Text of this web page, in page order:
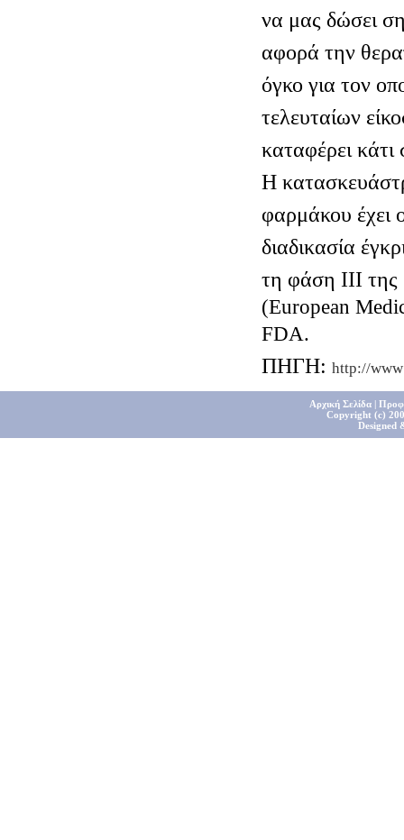
να μας δώσει
αφορά την
όγκο για τον
τελευταίων
καταφέρει κάτι
Η
φαρμάκου έχει
διαδικασία
τη φάση ΙΙΙ
(European
FDA.
ΠΗΓΗ: http://www
Αρχική Σελίδα|
Copyright (c)
Designed